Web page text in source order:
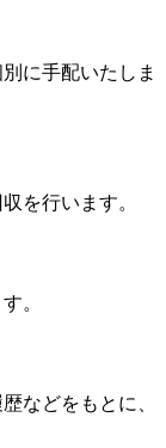
に手配いたしま
を行います。
。
などをもとに、